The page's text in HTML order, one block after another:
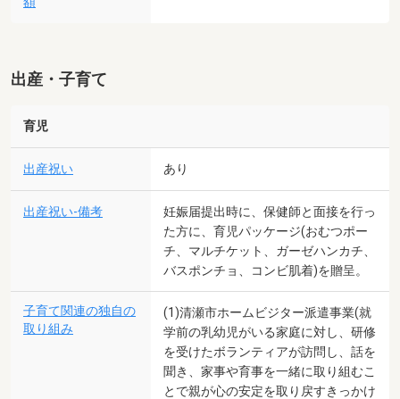
出産・子育て
育児
出産祝い あり
出産祝い-備考
妊娠届提出時に、保健師と面接を行っ
た方に、育児パッケージ(おむつポー
チ、マルチケット、ガーゼハンカチ、
バスポンチョ、コンビ肌着)を贈呈。
子育て関連の独自の
取り組み
(1)清瀬市ホームビジター派遣事業(就
学前の乳幼児がいる家庭に対し、研修
を受けたボランティアが訪問し、話を
聞き、家事や育事を一緒に取り組むこ
とで親が心の安定を取り戻すきっかけ